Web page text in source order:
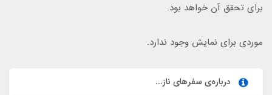
برای تحقق آن خواهد بود.
موردی برای نمایش وجود ندارد.
درباره‌ی سفرهای ناز...